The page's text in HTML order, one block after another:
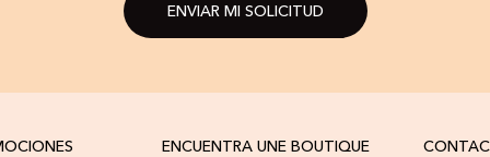
ENVIAR MI SOLICITUD
ENCUENTRA UNE BOUTIQUE